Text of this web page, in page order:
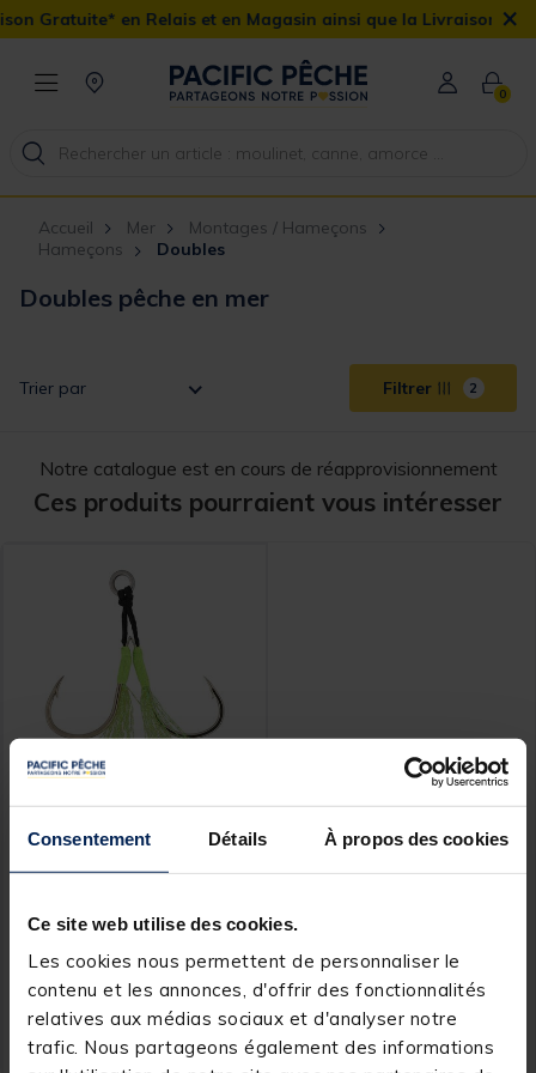
Consentement Détails À propos des cookies
Ce site web utilise des cookies.
Les cookies nous permettent de personnaliser le
contenu et les annonces, d'offrir des fonctionnalités
relatives aux médias sociaux et d'analyser notre
trafic. Nous partageons également des informations
Gratuite* en Relais et en Magasin ainsi que la Livraison ×
0
Accueil Mer
Montages / Hameçons
Hameçons
Doubles
Doubles pêche en mer
Trier par Filtrer 2
Notre catalogue est en cours de réapprovisionnement
Ces produits pourraient vous intéresser
SUNSET
Hameçon Sunset Assist
5,99 €
Expédition sous 24 h